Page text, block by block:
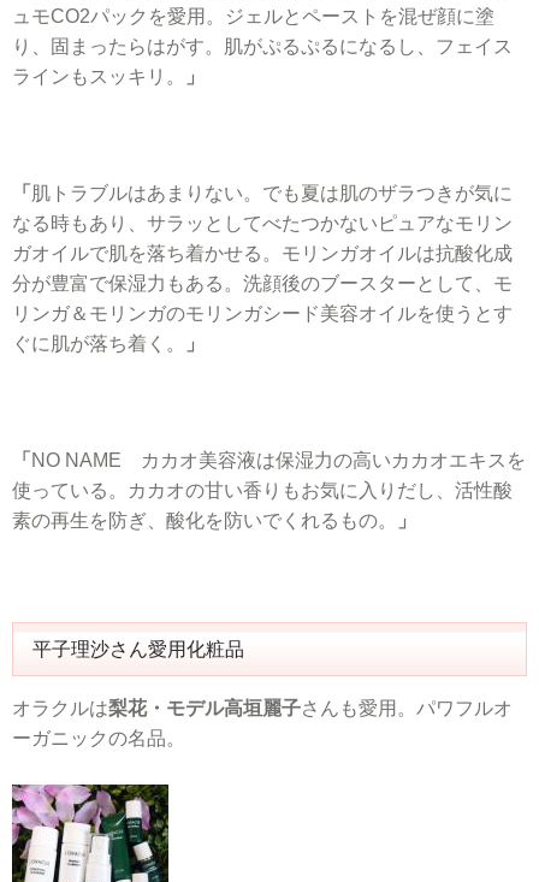
ュモCO2パックを愛用。ジェルとペーストを混ぜ顔に塗
り、固まったらはがす。肌がぷるぷるになるし、フェイス
ラインもスッキリ。
」
「 肌トラブルはあまりない。でも夏は肌のザラつきが気に
なる時もあり、サラッとしてべたつかないピュアなモリン
ガオイルで肌を落ち着かせる。モリンガオイルは抗酸化成
分が豊富で保湿力もある。洗顔後のブースターとして、モ
リンガ＆モリンガのモリンガシード美容オイルを使うとす
ぐに肌が落ち着く。
」
「 NO NAME カカオ美容液は保湿力の高いカカオエキスを
使っている。カカオの甘い香りもお気に入りだし、活性酸
素の再生を防ぎ、酸化を防いでくれるもの。
」
平子理沙さん愛用化粧品
オラクルは梨花・モデル高垣麗子さんも愛用。パワフルオ
ーガニックの名品。